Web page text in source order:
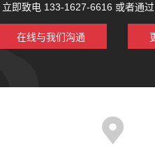
立即致电 133-1627-6616 或者通过
在线与我们沟通